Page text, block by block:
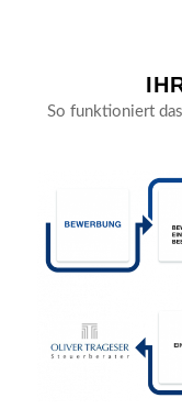
So funktioniert